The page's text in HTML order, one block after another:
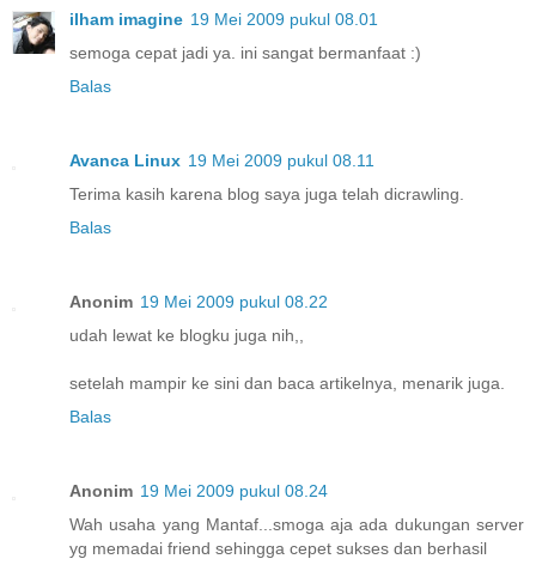
ilham imagine 19 Mei 2009 pukul 08.01
semoga cepat jadi ya. ini sangat bermanfaat :)
Balas
Avanca Linux 19 Mei 2009 pukul 08.11
Terima kasih karena blog saya juga telah dicrawling.
Balas
Anonim 19 Mei 2009 pukul 08.22
udah lewat ke blogku juga nih,,
setelah mampir ke sini dan baca artikelnya, menarik juga.
Balas
Anonim 19 Mei 2009 pukul 08.24
Wah usaha yang Mantaf...smoga aja ada dukungan server
yg memadai friend sehingga cepet sukses dan berhasil